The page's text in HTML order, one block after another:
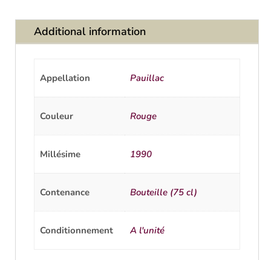
Additional information
Appellation Pauillac
Couleur Rouge
Millésime 1990
Contenance Bouteille (75 cl)
Conditionnement A l'unité